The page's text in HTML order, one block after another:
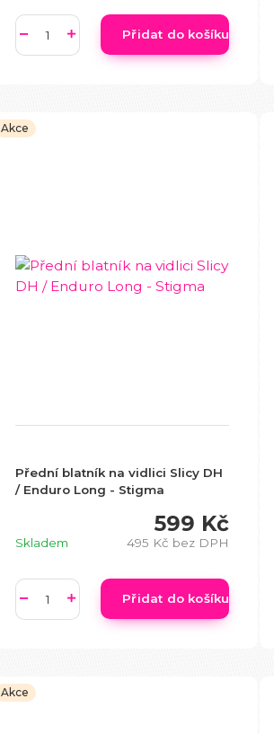
Přidat do košíku
Akce
Přední blatník na vidlici Slicy DH
/ Enduro Long - Stigma
599 Kč
495 Kč bez DPH
Skladem
Přidat do košíku
Akce